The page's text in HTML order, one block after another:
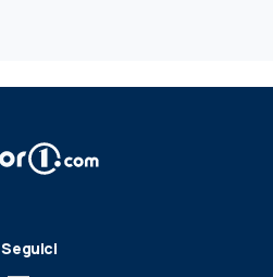
Seguici